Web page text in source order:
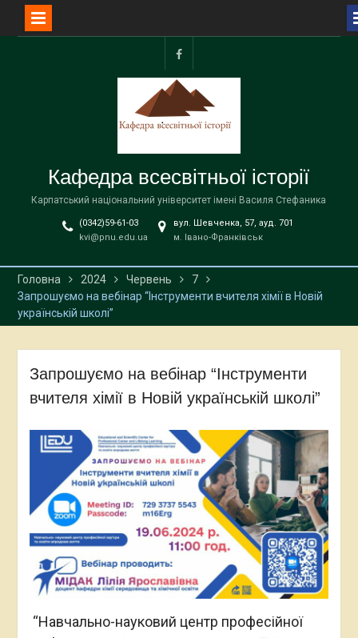
facebook
Кафедра всесвітньої історії
Карпатський національний університет імені Василя Стефаника
(0342)59-61-03
kvi@pnu.edu.ua
вул. Шевченка, 57, ауд. 701
м. Івано-Франківськ
Головна 2024 Червень
7
Запрошуємо на вебінар “Інструменти вчителя хімії в Новій
українській школі”
Запрошуємо на вебінар “Інструменти
вчителя хімії в Новій українській школі”
“Навчально-науковий центр професійної